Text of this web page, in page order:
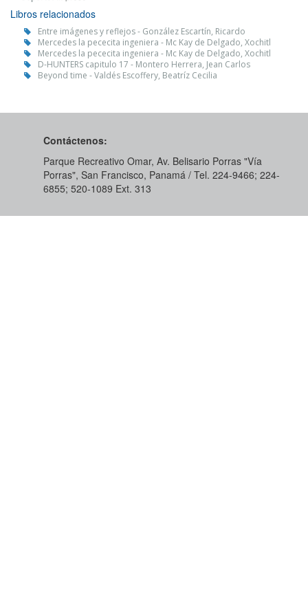
Libros relacionados
Entre imágenes y reflejos - González Escartín, Ricardo
Mercedes la pececita ingeniera - Mc Kay de Delgado, Xochitl
Mercedes la pececita ingeniera - Mc Kay de Delgado, Xochitl
D-HUNTERS capitulo 17 - Montero Herrera, Jean Carlos
Beyond time - Valdés Escoffery, Beatríz Cecilia
Contáctenos:
Parque Recreativo Omar, Av. Belisario Porras "Vía
Porras", San Francisco, Panamá / Tel. 224-9466; 224-
6855; 520-1089​ Ext. 313